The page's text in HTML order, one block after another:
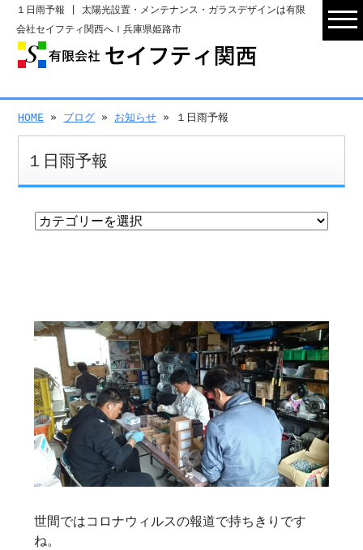
１日雨予報 | 太陽光設置・メンテナンス・ガラスデザインは有限
会社セイフティ関西へｌ兵庫県姫路市
HOME » ブログ » お知らせ » １日雨予報
１日雨予報
世間ではコロナウィルスの報道で持ちきりです
ね。